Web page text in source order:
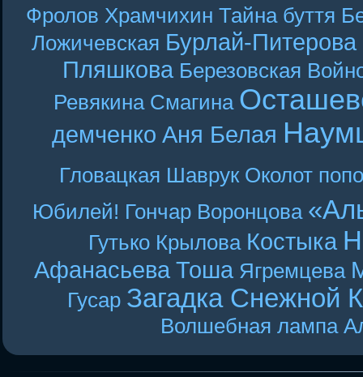
Фролов Храмчихин Тайна буття
Ложичевская Бурлай-Питерова
Пляшкова Березовская
Ревякина Смагина
демченко Аня Белая
Гловацкая Шаврук Околот
Юбилей! Гончар Воронцова
Гутько Крылова Костыка
Афанасьева Тоша Ягремцева
Гусар Загадка Снежной
Волшебная лампа